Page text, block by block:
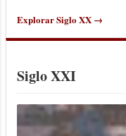
Explorar Siglo XX →
Siglo XXI